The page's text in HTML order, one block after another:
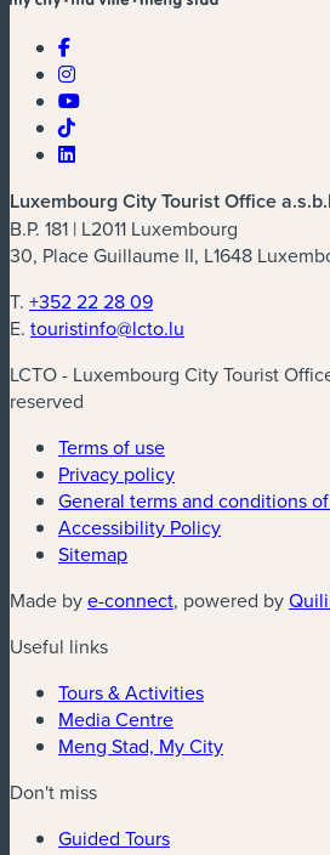
Luxembourg City Tourist Office
B.P. 181 | L2011 Luxembourg
30, Place Guillaume II, L1648
T. +352 22 28 09
E. touristinfo@lcto.lu
LCTO - Luxembourg City Tourist
reserved
Terms of use
Privacy policy
General terms and conditions
Accessibility Policy
Sitemap
Made bye-connect(new window)
, powered by
Useful links
Tours & Activities
Media Centre
Meng Stad, My City
Don't miss
Guided Tours